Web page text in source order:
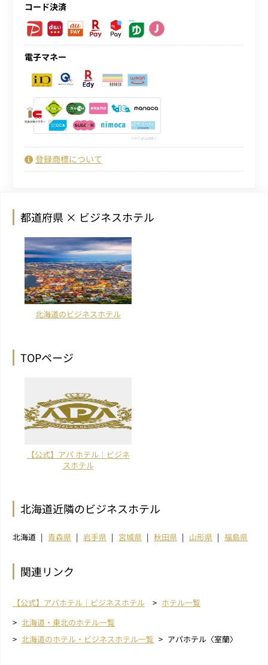
コード決済
電子マネー
PiTaPaは除く
登録商標について
都道府県 × ビジネスホテル
北海道のビジネスホテル
TOPページ
【公式】アパ ホテル｜ビジネ
スホテル
北海道近隣のビジネスホテル
北海道 青森県 岩手県 宮城県 秋田県 山形県 福島県
関連リンク
【公式】アパホテル｜ビジネスホテル
ホテル一覧
北海道・東北のホテル一覧
北海道のホテル・ビジネスホテル一覧
アパホテル〈室蘭〉